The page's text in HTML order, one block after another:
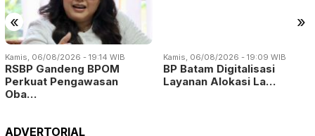
« »
Kamis, 06/08/2026 - 19:14 WIB
RSBP Gandeng BPOM
Perkuat Pengawasan
Oba…
Kamis, 06/08/2026 - 19:09 WIB
BP Batam Digitalisasi
Layanan Alokasi La…
ADVERTORIAL